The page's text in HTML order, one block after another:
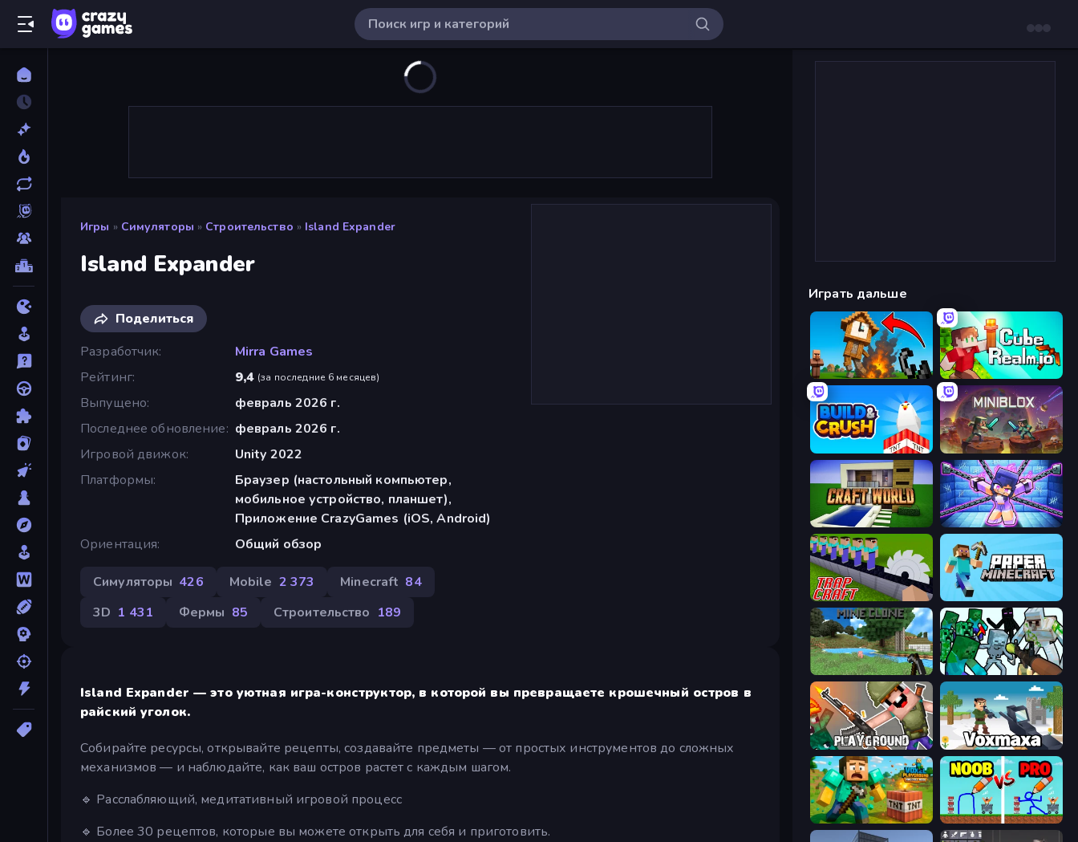
Игры » Симуляторы » Строительство » Island Expander
Island Expander
Поделиться
Разработчик
Mirra Games
Рейтинг
9,4 (за последние 6 месяцев)
Выпущено
февраль 2026 г.
Последнее обновление
февраль 2026 г.
Игровой движок
Unity 2022
Платформы
Браузер (настольный компьютер,
мобильное устройство, планшет),
Приложение CrazyGames (iOS, Android)
Ориентация
Общий обзор
Симуляторы 426 Mobile 2 373 Minecraft 84
3D 1 431 Фермы 85 Строительство 189
Island Expander — это уютная игра-конструктор, в которой вы превращаете крошечный остров в
райский уголок.
Собирайте ресурсы, открывайте рецепты, создавайте предметы — от простых инструментов до сложных
механизмов — и наблюдайте, как ваш остров растет с каждым шагом.
🔹 Расслабляющий, медитативный игровой процесс
🔹 Более 30 рецептов, которые вы можете открыть для себя и приготовить.
Играть дальше
Noob Fuse CubeRealm.io
Build and Crush Miniblox
Craft World Mini Mine
Trap Craft Paper Minecraft
Mine Clone
Playground Voxmaxa
Voxel Playground: Ragdoll Noob DOP Noob: Draw to Save